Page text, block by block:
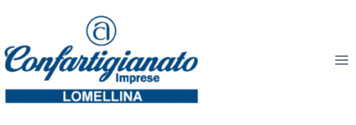
contenuto